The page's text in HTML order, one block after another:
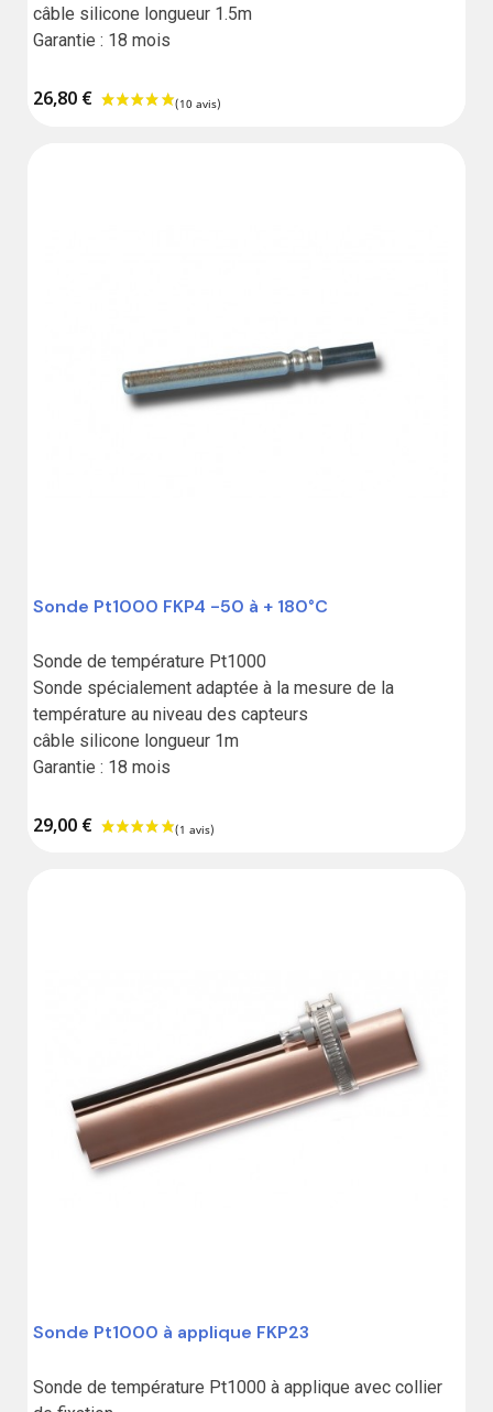
(2 avis)
câble silicone longueur 1.5m
Garantie : 18 mois
26,80 €
Sonde Pt1000 FKP4 -50 à + 180°C
Sonde de température Pt1000
Sonde spécialement adaptée à la mesure de la
température au niveau des capteurs
câble silicone longueur 1m
Garantie : 18 mois
29,00 €
Sonde Pt1000 à applique FKP23
Sonde de température Pt1000 à applique avec collier